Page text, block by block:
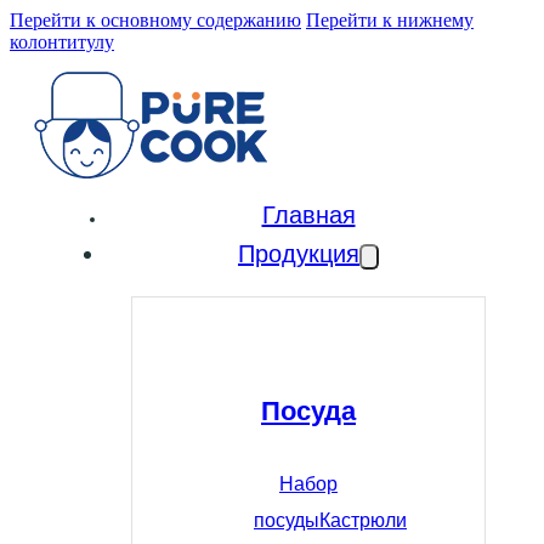
Перейти к основному содержанию Перейти к нижнему
колонтитулу
Главная
Продукция
Посуда
Набор
посудыКастрюли